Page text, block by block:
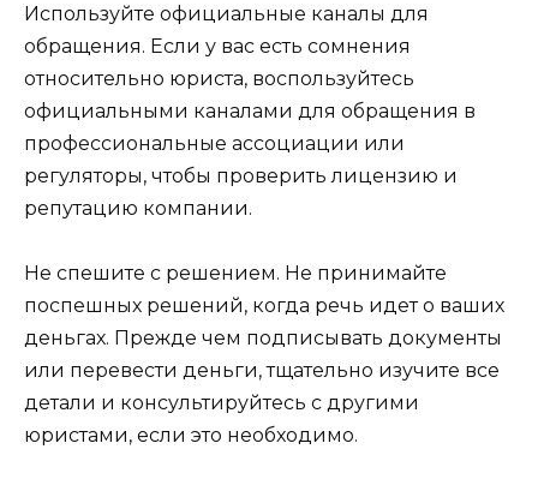
Используйте официальные каналы для
обращения. Если у вас есть сомнения
относительно юриста, воспользуйтесь
официальными каналами для обращения в
профессиональные ассоциации или
регуляторы, чтобы проверить лицензию и
репутацию компании.
Не спешите с решением. Не принимайте
поспешных решений, когда речь идет о ваших
деньгах. Прежде чем подписывать документы
или перевести деньги, тщательно изучите все
детали и консультируйтесь с другими
юристами, если это необходимо.